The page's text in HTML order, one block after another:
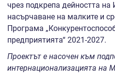
чрез подкрепа дейността на
насърчаване на малките и
Програма
предприятията“ 2021-2027.
Проектът е насочен към
интернационализацията на